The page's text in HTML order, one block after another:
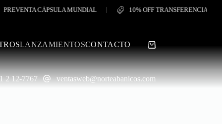
CÁPSULA MUNDIAL 10% OFF TRANSFERENCIA
LANZAMIENTOSCONTACTO
Shopping
cart
2 12-7767 ventasweb@norteabanicos.com